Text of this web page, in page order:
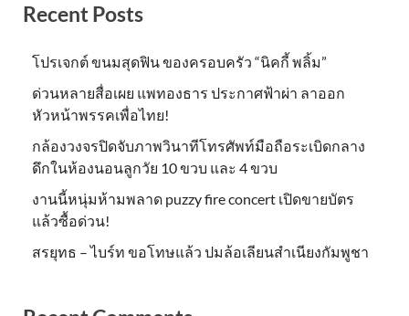
Recent Posts
โปรเจกต์ ขนมสุดฟิน ของครอบครัว “นิคกี้ พลิ้ม”
ด่วนหลายสื่อเผย แพทองธาร ประกาศฟ้าผ่า ลาออก
หัวหน้าพรรคเพื่อไทย!
กล้องวงจรปิดจับภาพวินาทีโทรศัพท์มือถือระเบิดกลาง
ดึกในห้องนอนลูกวัย 10 ขวบ และ 4 ขวบ
งานนี้หนุ่มห้ามพลาด puzzy fire concert เปิดขายบัตร
แล้วซื้อด่วน!
สรยุทธ – ไบร์ท ขอโทษแล้ว ปมล้อเลียนสำเนียงกัมพูชา